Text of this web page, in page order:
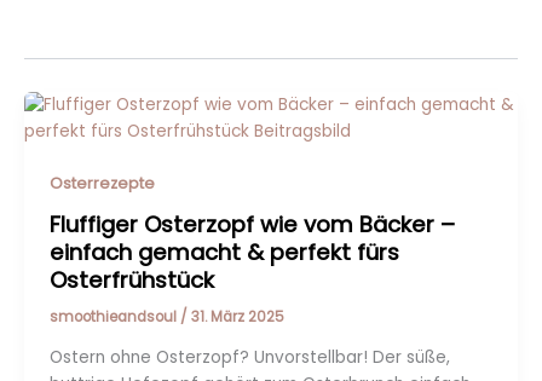
Osterrezepte
Fluffiger Osterzopf wie vom Bäcker –
einfach gemacht & perfekt fürs
Osterfrühstück
smoothieandsoul / 31. März 2025
Ostern ohne Osterzopf? Unvorstellbar! Der süße,